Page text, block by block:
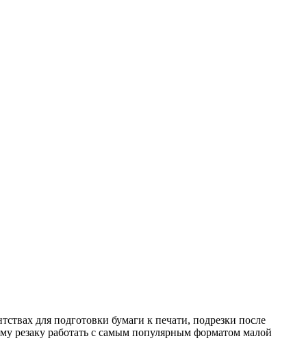
для подготовки бумаги к печати, подрезки после
резаку работать с самым популярным форматом малой